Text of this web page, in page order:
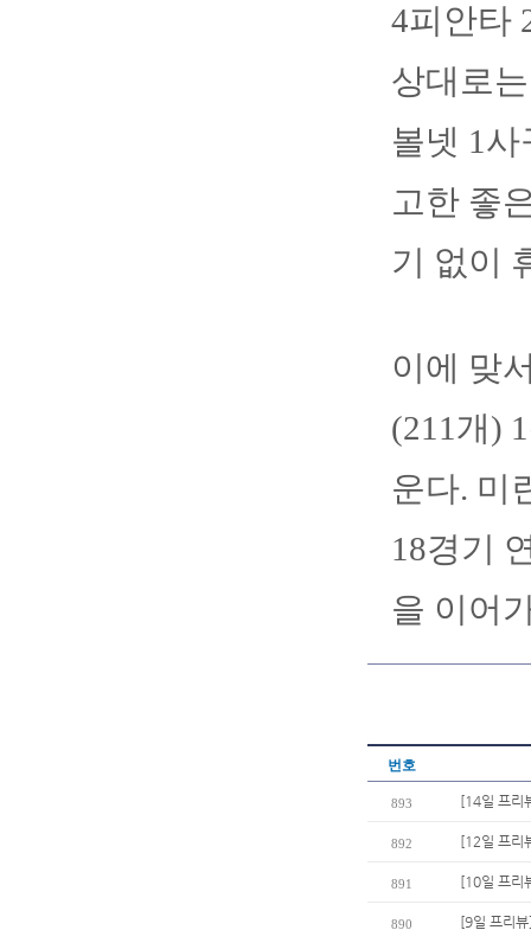
4피안타
상대로
볼넷 1
고한 좋
기 없이
이에 맞
(211개)
운다. 미
18경기
을 이어
번호
893 [14일 프리
892 [12일 프리
891 [10일 프리
890 [9일 프리